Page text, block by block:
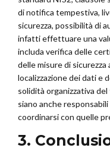
di notifica tempestiva,
sicurezza, possibilità di
infatti effettuare una
includa verifica delle
delle misure di
localizzazione dei dati e
solidità organizzativa
siano anche
coordinarsi con quelle
3.